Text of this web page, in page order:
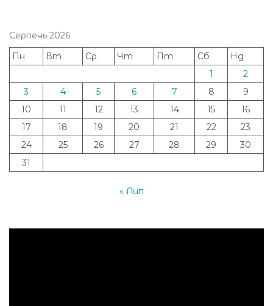
Серпень 2026
Пн
Вт Ср Чт Пт Сб
Нд
1
2
3
4 5 6 7 8
9
10
11 12 13 14 15
16
17
18 19 20 21 22
23
24
25 26 27 28 29
30
31
« Лип